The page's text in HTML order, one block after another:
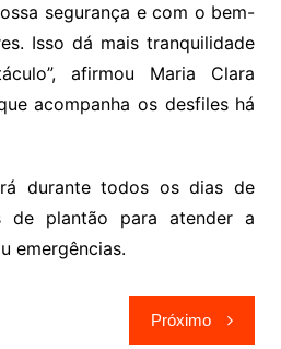
segurança e com o bem-
Isso dá mais tranquilidade
afirmou Maria Clara
acompanha os desfiles há
durante todos os dias de
de plantão para atender a
emergências.
Próximo